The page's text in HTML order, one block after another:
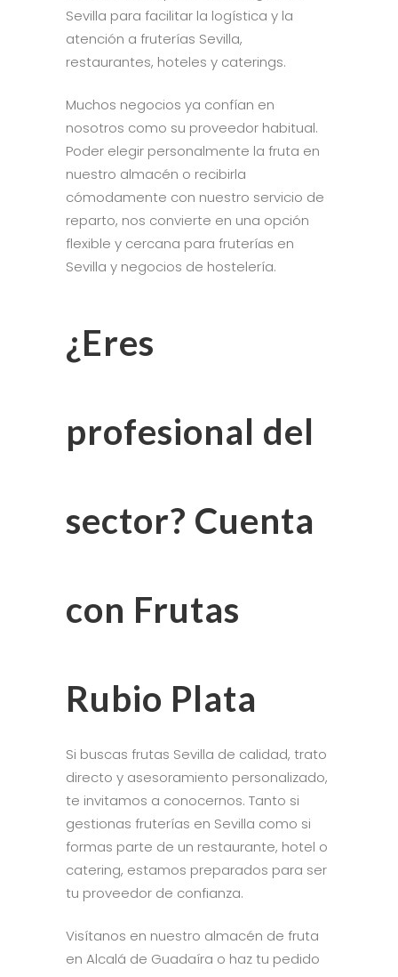
Sevilla para facilitar la logística y la
atención a fruterías Sevilla,
restaurantes, hoteles y caterings.
Muchos negocios ya confían en
nosotros como su proveedor habitual.
Poder elegir personalmente la fruta en
nuestro almacén o recibirla
cómodamente con nuestro servicio de
reparto, nos convierte en una opción
flexible y cercana para fruterías en
Sevilla y negocios de hostelería.
¿Eres
profesional del
sector? Cuenta
con Frutas
Rubio Plata
Si buscas frutas Sevilla de calidad, trato
directo y asesoramiento personalizado,
te invitamos a conocernos. Tanto si
gestionas fruterías en Sevilla como si
formas parte de un restaurante, hotel o
catering, estamos preparados para ser
tu proveedor de confianza.
Visítanos en nuestro almacén de fruta
en Alcalá de Guadaíra o haz tu pedido